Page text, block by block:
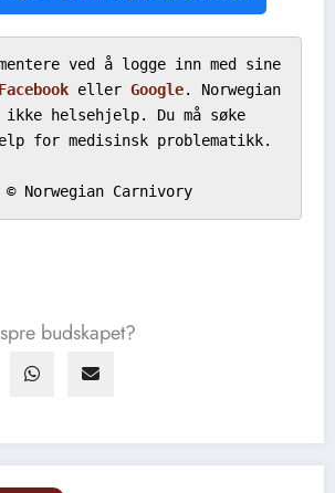
ved å logge inn med sine
Facebook eller Google. Norwegian
helsehjelp. Du må søke
for medisinsk problematikk.
Norwegian Carnivory
budskapet?